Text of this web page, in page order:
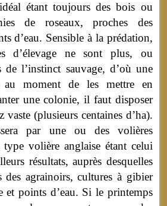
étant toujours des bois ou
de roseaux, proches des
d’eau. Sensible à la prédation,
d’élevage ne sont plus, ou
de l’instinct sauvage, d’où une
au moment de les mettre en
une colonie, il faut disposer
vaste (plusieurs centaines d’ha).
par une ou des volières
type volière anglaise étant celui
résultats, auprès desquelles
des agrainoirs, cultures à gibier
et points d’eau. Si le printemps